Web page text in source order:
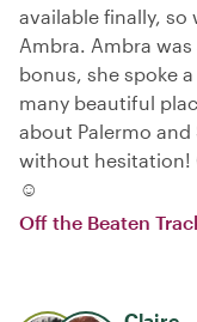
available finally,
Ambra. Ambra
bonus, she spoke
many beautiful
about Palermo
without hesitation!
☺️
Off the Beaten